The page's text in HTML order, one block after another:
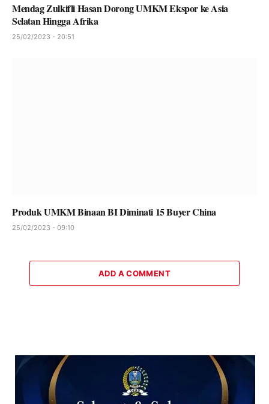
Mendag Zulkifli Hasan Dorong UMKM Ekspor ke Asia
Selatan Hingga Afrika
25/02/2023 - 20:51
Produk UMKM Binaan BI Diminati 15 Buyer China
25/02/2023 - 09:10
ADD A COMMENT